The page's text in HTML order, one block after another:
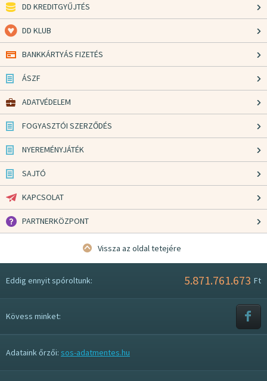
DD KREDITGYŰJTÉS
DD KLUB
BANKKÁRTYÁS FIZETÉS
ÁSZF
ADATVÉDELEM
FOGYASZTÓI SZERZŐDÉS
NYEREMÉNYJÁTÉK
SAJTÓ
KAPCSOLAT
PARTNERKÖZPONT
Vissza az oldal tetejére
Eddig ennyit spóroltunk: 5.871.761.673 Ft
Kövess minket:
Adataink őrzői: sos-adatmentes.hu